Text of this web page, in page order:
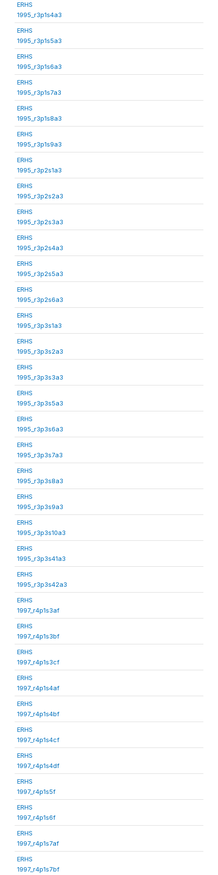
ERHS
1995_r3p1s4a3
ERHS
1995_r3p1s5a3
ERHS
1995_r3p1s6a3
ERHS
1995_r3p1s7a3
ERHS
1995_r3p1s8a3
ERHS
1995_r3p1s9a3
ERHS
1995_r3p2s1a3
ERHS
1995_r3p2s2a3
ERHS
1995_r3p2s3a3
ERHS
1995_r3p2s4a3
ERHS
1995_r3p2s5a3
ERHS
1995_r3p2s6a3
ERHS
1995_r3p3s1a3
ERHS
1995_r3p3s2a3
ERHS
1995_r3p3s3a3
ERHS
1995_r3p3s5a3
ERHS
1995_r3p3s6a3
ERHS
1995_r3p3s7a3
ERHS
1995_r3p3s8a3
ERHS
1995_r3p3s9a3
ERHS
1995_r3p3s10a3
ERHS
1995_r3p3s41a3
ERHS
1995_r3p3s42a3
ERHS
1997_r4p1s3af
ERHS
1997_r4p1s3bf
ERHS
1997_r4p1s3cf
ERHS
1997_r4p1s4af
ERHS
1997_r4p1s4bf
ERHS
1997_r4p1s4cf
ERHS
1997_r4p1s4df
ERHS
1997_r4p1s5f
ERHS
1997_r4p1s6f
ERHS
1997_r4p1s7af
ERHS
1997_r4p1s7bf